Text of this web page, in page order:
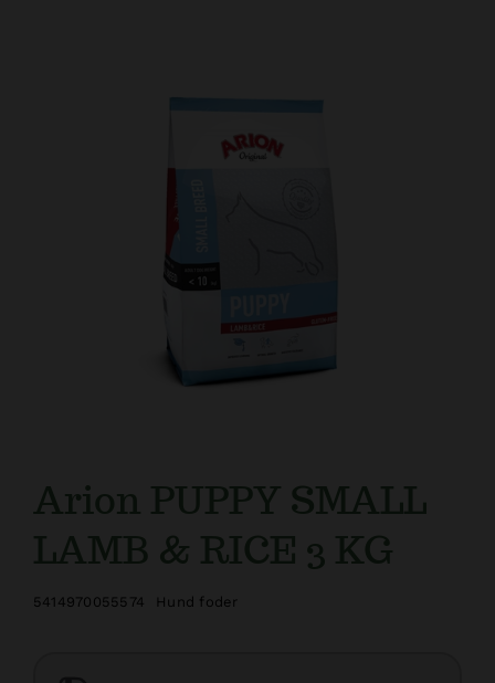
Arion PUPPY SMALL
LAMB & RICE 3 KG
5414970055574 Hund foder